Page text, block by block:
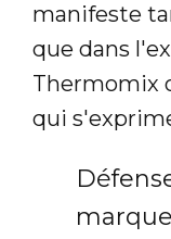
manifeste
que dans
Thermomix
qui